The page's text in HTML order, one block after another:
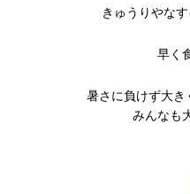
きゅうりやな
早く
暑さに負けず大
みんなも